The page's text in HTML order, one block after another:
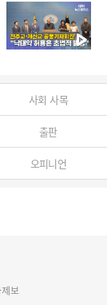
사회 사목
출판
오피니언
작 발표
보